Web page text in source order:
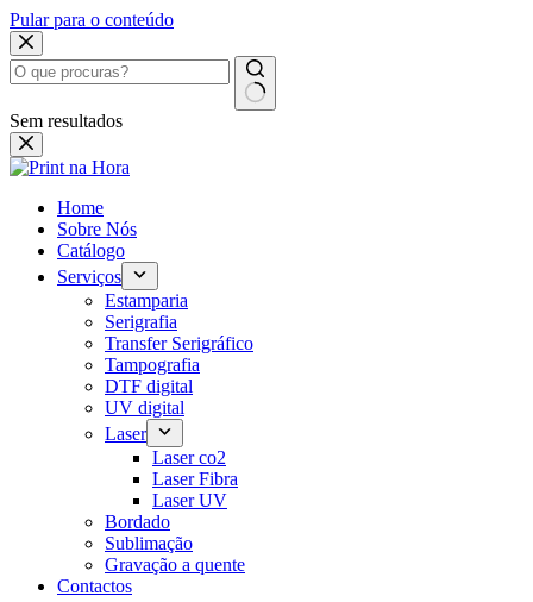
Pular para o conteúdo
Sem resultados
Home
Sobre Nós
Catálogo
Serviços
Estamparia
Serigrafia
Transfer Serigráfico
Tampografia
DTF digital
UV digital
Laser
Laser co2
Laser Fibra
Laser UV
Bordado
Sublimação
Gravação a quente
Contactos